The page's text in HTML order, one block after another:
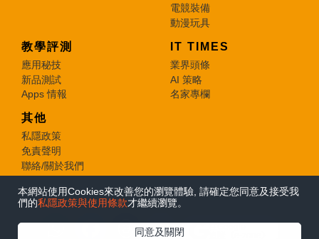
電競裝備
動漫玩具
教學評測
應用秘技
新品測試
Apps 情報
IT TIMES
業界頭條
AI 策略
名家專欄
其他
私隱政策
免責聲明
聯絡/關於我們
© 2026 e-zone. All Rights Reserved.
本網站使用Cookies來改善您的瀏覽體驗, 請確定您同意及接受我
們的私隱政策與使用條款才繼續瀏覽。
同意及關閉